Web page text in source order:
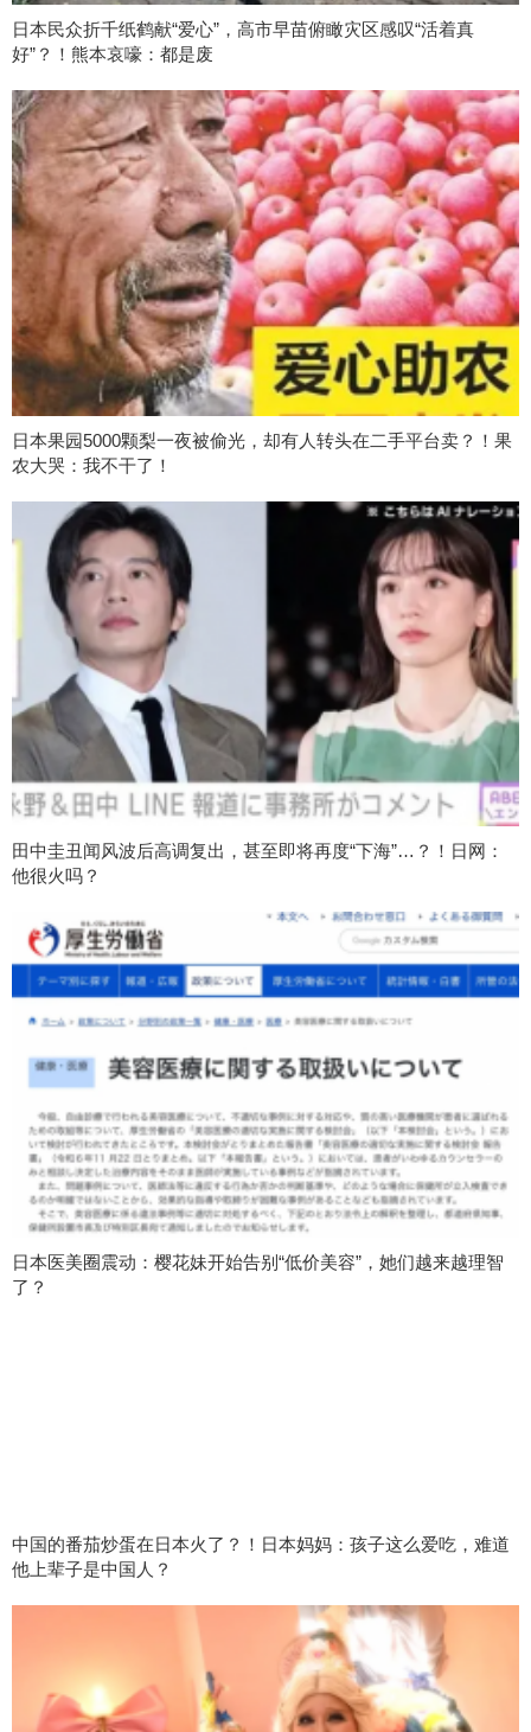
日本民众折千纸鹤献“爱心”，高市早苗俯瞰灾区感叹“活着真
好”？！熊本哀嚎：都是废
日本果园5000颗梨一夜被偷光，却有人转头在二手平台卖？！果
农大哭：我不干了！
田中圭丑闻风波后高调复出，甚至即将再度“下海”…？！日网：
他很火吗？
日本医美圈震动：樱花妹开始告别“低价美容”，她们越来越理智
了？
中国的番茄炒蛋在日本火了？！日本妈妈：孩子这么爱吃，难道
他上辈子是中国人？